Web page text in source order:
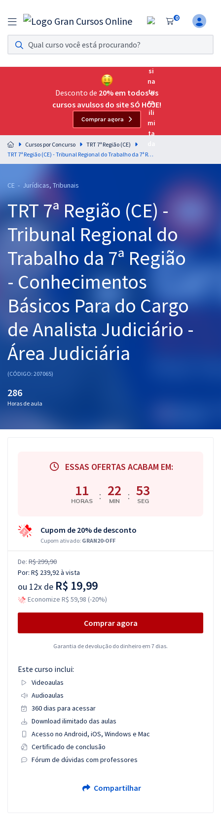
0
Assinatura Ilimitada 11
Acesso a todos os cursos. Teste grátis por 7 dias!
Assinatura OAB Até Passar
Acesso ilimitado a toda preparação para o Exame da
Residências Multiprofissionais
Preparação completa e intensiva para as principais
residências em saúde do Brasil
Cursos 20% OFF
Pós
Graduação
OAB
Mentorias
Questões grátis
Conteúdo gratuito
Desconto de 20% em todos os
cursos avulsos do site SÓ HOJE!
Comprar agora
Cursos por Concurso
TRT 7ª Região (CE)
TRT 7ª Região (CE) - Tribunal Regional do Trabalho da 7ª Região - Conhecimentos Básicos Para do Cargo de Analista Judiciário - Área Judiciária
CE - Jurídicas, Tribunais
TRT 7ª Região (CE) -
Tribunal Regional do
Trabalho da 7ª Região
- Conhecimentos
Básicos Para do Cargo
de Analista Judiciário -
Área Judiciária
(CÓDIGO: 207065)
286
Horas de aula
ESSAS OFERTAS ACABAM EM:
11
HORAS : 22
MIN : 52
SEG
Cupom de 20% de desconto
Cupom ativado: GRAN20-OFF
De: R$ 299,90
Por: R$ 239,92à vista
ou 12x de R$ 19,99
Economize R$ 59,98 (-20%)
Comprar agora
Garantia de devolução do dinheiro em 7 dias.
Este curso inclui:
Videoaulas
Audioaulas
360 dias para acessar
Download ilimitado das aulas
Acesso no Android, iOS, Windows e Mac
Certificado de conclusão
Fórum de dúvidas com professores
Compartilhar